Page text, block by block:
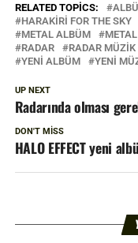
RELATED TOPICS:
HARAKIRI FOR THE SKY
METAL ALBÜM
RADAR
RADAR MÜZIK
YENI ALBÜM
YENI
UP NEXT
Radarında olması
DON'T MISS
HALO EFFECT yeni